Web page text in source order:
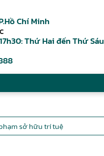
Chí Minh
Thứ Hai đến Thứ Sáu
sở hữu trí tuệ